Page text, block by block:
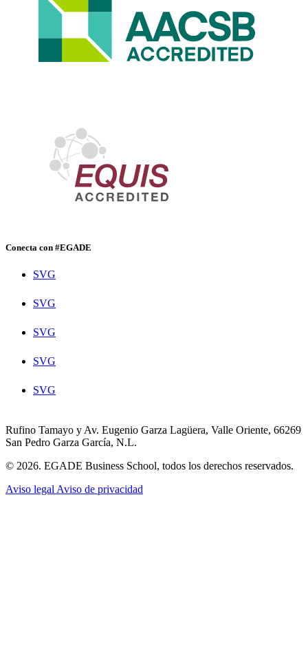
Conecta con #EGADE
SVG
SVG
SVG
SVG
SVG
Rufino Tamayo y Av. Eugenio Garza Lagüera, Valle Oriente, 66269
San Pedro Garza García, N.L.
© 2026. EGADE Business School, todos los derechos reservados.
Aviso legal Aviso de privacidad